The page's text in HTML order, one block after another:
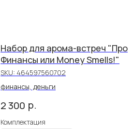
Набор для арома-встреч "Про
Финансы или Money Smells!"
SKU: 464597560702
финансы, деньги
2 300 р.
Комплектация